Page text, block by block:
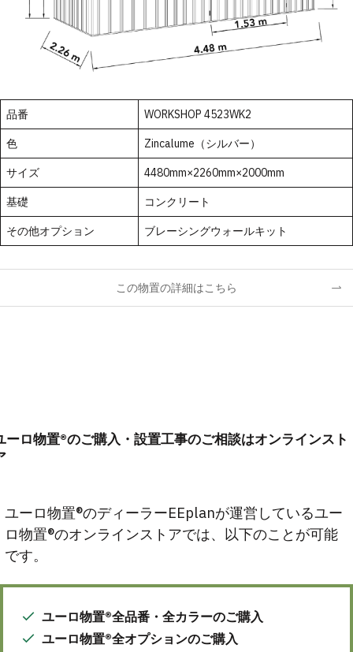
品番 WORKSHOP 4523WK2
色 Zincalume（シルバー）
サイズ 4480mm×2260mm×2000mm
基礎 コンクリート
その他オプション ブレーシングウォールキット
この物置の詳細はこちら
ーロ物置®のご購入・設置工事のご相談はオンラインスト
ユーロ物置®のディーラーEEplanが運営しているユー
ロ物置®のオンラインストアでは、以下のことが可能
です。
ユーロ物置®全品番・全カラーのご購入
ユーロ物置®全オプションのご購入